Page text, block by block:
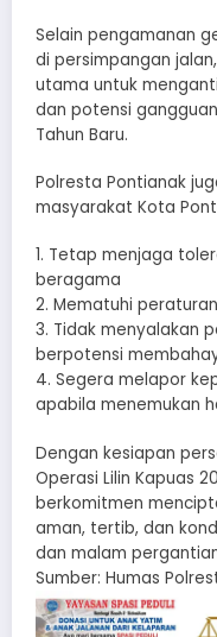
Selain pengamanan
di persimpangan
utama untuk
dan potensi
Tahun Baru.
Polresta Pontianak
masyarakat Kota
1. Tetap menjaga
beragama
2. Mematuhi
3. Tidak menyalakan
berpotensi
4. Segera melapor
apabila menemukan
Dengan kesiapan
Operasi Lilin Kapuas
berkomitmen
aman, tertib, dan
dan malam
Sumber: Humas